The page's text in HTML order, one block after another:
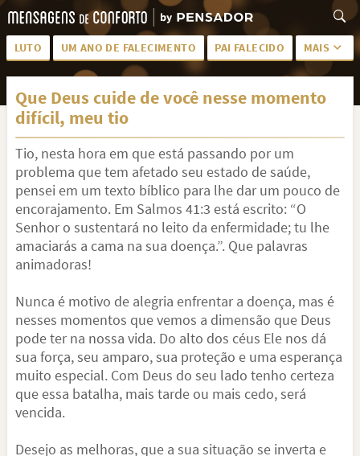
LUTO UM ANO DE FALECIMENTO PAI FALECIDO MAIS
LUTO PARA AMIGA PALAVRAS
SAUDADES DA MÃE
PÊSAMES PARA AMIGA DESCANSE EM PAZ
MEUS SENTIMENTOS PÊSAMES PARA AMIGO
FRASES DE LUTO PARA AMIGO FIM DE NAMORO
TODAS AS CATEGORIAS
Que Deus cuide de você nesse momento
difícil, meu tio
Tio, nesta hora em que está passando por um
problema que tem afetado seu estado de saúde,
pensei em um texto bíblico para lhe dar um pouco de
encorajamento. Em Salmos 41:3 está escrito: “O
Senhor o sustentará no leito da enfermidade; tu lhe
amaciarás a cama na sua doença.”. Que palavras
animadoras!
Nunca é motivo de alegria enfrentar a doença, mas é
nesses momentos que vemos a dimensão que Deus
pode ter na nossa vida. Do alto dos céus Ele nos dá
sua força, seu amparo, sua proteção e uma esperança
muito especial. Com Deus do seu lado tenho certeza
que essa batalha, mais tarde ou mais cedo, será
vencida.
Desejo as melhoras, que a sua situação se inverta e